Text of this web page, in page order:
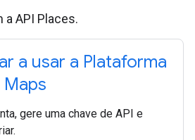
a API Places.
a usar a Plataforma
gere uma chave de API e